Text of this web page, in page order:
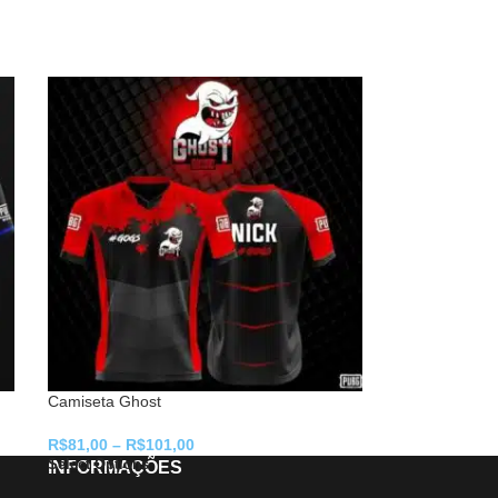
Camiseta Ghost
R$81,00 – R$101,00
Select Options
INFORMAÇÕES